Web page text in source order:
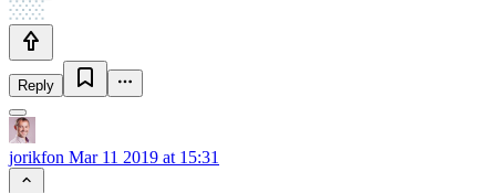
Reply
jorikfon Mar 11 2019 at 15:31